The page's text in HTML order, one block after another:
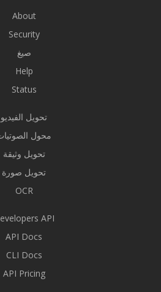
About
Security
صيغ
Help
Status
تحويل الفيديو
محول
تحويل وثيقة
تحويل صورة
OCR
API
API Docs
CLI Docs
API Pricing